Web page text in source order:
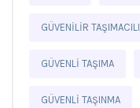
GÜVENILIR
GÜVENLI TAŞIMA
GÜVENLI TAŞINMA